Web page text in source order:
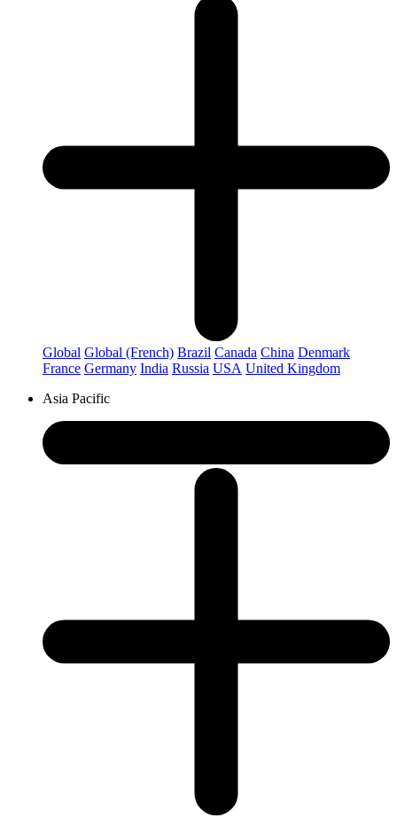
Global Global (French) Brazil Canada China Denmark
France Germany India Russia USA United Kingdom
Asia Pacific